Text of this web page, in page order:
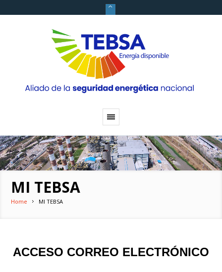
MI TEBSA
Home MI TEBSA
ACCESO CORREO ELECTRÓNICO